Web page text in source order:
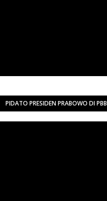
PIDATO PRESIDEN PRABOWO DI PBB